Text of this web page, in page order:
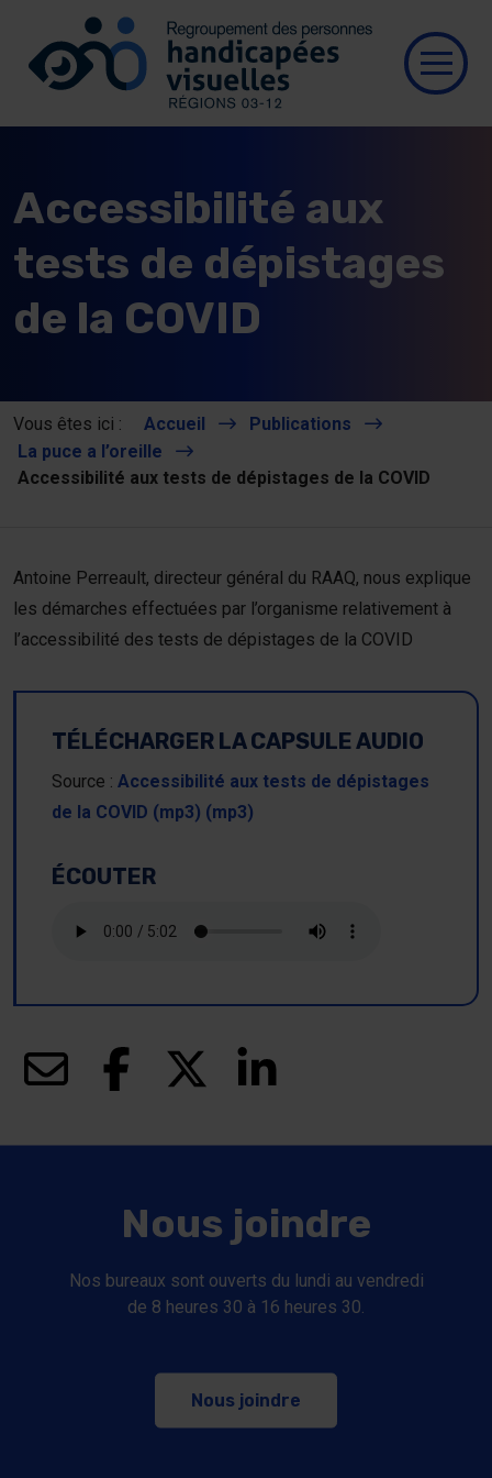
Se connecter
Aller au contenu
Allez à la page d’accueil
Accessibilité aux
tests de dépistages
de la COVID
Vous êtes ici : Accueil
Publications
La puce a l’oreille
Accessibilité aux tests de dépistages de la COVID
Antoine Perreault, directeur général du RAAQ, nous explique
les démarches effectuées par l’organisme relativement à
l’accessibilité des tests de dépistages de la COVID
TÉLÉCHARGER LA CAPSULE AUDIO
Source : Accessibilité aux tests de dépistages
de la COVID (mp3) (mp3)
ÉCOUTER
(ce lien s’ouvrira dans une nouvelle fenêtre)
(ce lien s’ouvrira dans une nouvelle
(ce lien s’ouvrira dans une
Nous joindre
Nos bureaux sont ouverts du lundi au vendredi
de 8 heures 30 à 16 heures 30.
Nous joindre